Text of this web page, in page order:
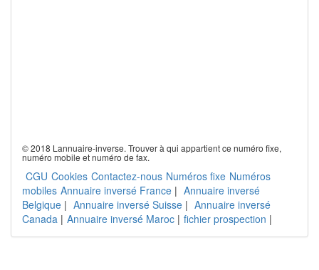
© 2018 Lannuaire-inverse. Trouver à qui appartient ce numéro fixe,
numéro mobile et numéro de fax.
CGU Cookies Contactez-nous Numéros fixe Numéros
mobiles Annuaire inversé France | Annuaire inversé
Belgique | Annuaire inversé Suisse | Annuaire inversé
Canada | Annuaire inversé Maroc | fichier prospection |